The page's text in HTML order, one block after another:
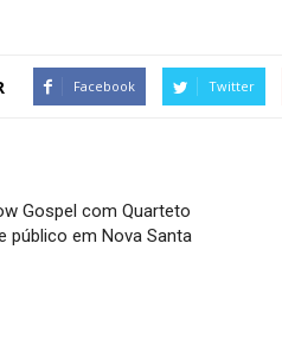
Facebook Twitter
Gospel com Quarteto
público em Nova Santa